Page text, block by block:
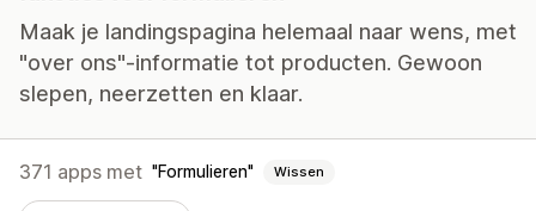
Maak je landingspagina helemaal naar wens, met
"over ons"-informatie tot producten. Gewoon
slepen, neerzetten en klaar.
371 apps met Formulieren Wissen